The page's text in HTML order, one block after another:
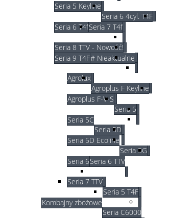
Seria 5 Keyline
Seria 6 4cyl. T4F
Seria 6 T4fSeria 7 T4f
Seria 8 TTV - Nowość!
Seria 9 T4F# Nieaktualne
Agrolux
Agroplus F Keyline
Agroplus F-V-S
Seria 5
Seria 5C
Seria 5D
Seria 5D Ecoline
Seria 5G
Seria 6Seria 6 TTV
Seria 7 TTV
Seria 5 T4F
Kombajny zbożowe
Seria C6000